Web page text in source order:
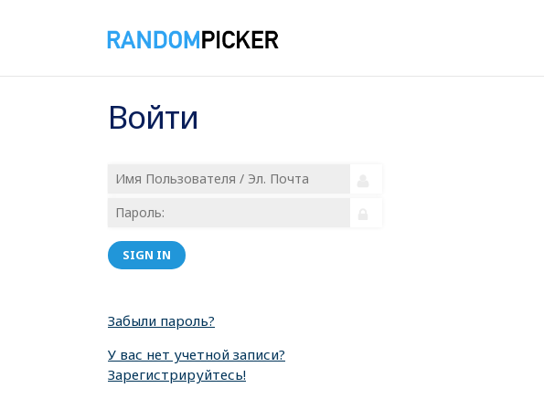
Войти
SIGN IN
Забыли пароль?
У вас нет учетной записи?
Зарегистрируйтесь!